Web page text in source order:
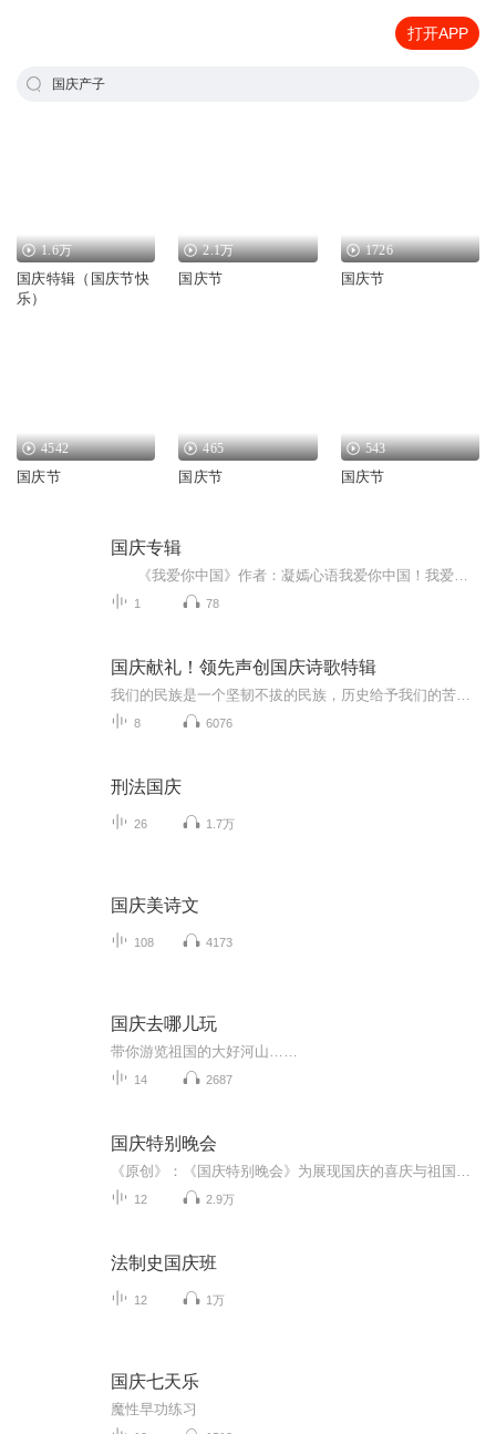
打开APP
国庆产子
1.6万
国庆特辑（国庆节快
乐）
2.1万
国庆节
1726
国庆节
4542
国庆节
465
国庆节
543
国庆节
国庆专辑
1 78
国庆献礼！领先声创国庆诗歌特辑
8 6076
刑法国庆
26 1.7万
国庆美诗文
108 4173
国庆去哪儿玩
带你游览祖国的大好河山……
14 2687
国庆特别晚会
12 2.9万
法制史国庆班
12 1万
国庆七天乐
魔性早功练习